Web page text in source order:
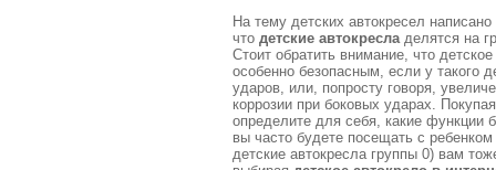
На тему детских автокресел
что детские автокресла делятся на
Стоит обратить внимание, что
особенно безопасным, если у такого
ударов, или, попросту говоря,
коррозии при боковых ударах.
определите для себя, какие
вы часто будете посещать с
детские автокресла группы 0) вам